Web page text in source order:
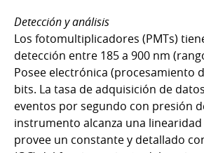
Detección y análisis
Los fotomultiplicadores (PMTs)
detección entre 185 a 900 nm
Posee electrónica (procesamiento
bits. La tasa de adquisición de
eventos por segundo con presión
instrumento alcanza una linearidad
provee un constante y detallado